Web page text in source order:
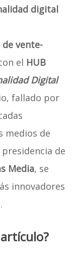
digital
de vente-
el HUB
Digital
fallado por
medios de
de
Media, se
innovadores